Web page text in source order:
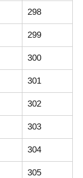
298
299
300
301
302
303
304
305